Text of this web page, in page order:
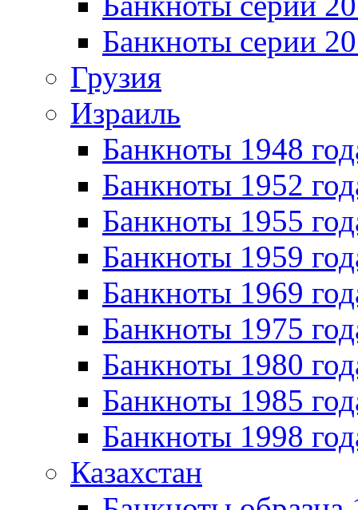
Банкноты серии
Грузия
Израиль
Банкноты 1948
Банкноты 1952
Банкноты 1955
Банкноты 1959
Банкноты 1969
Банкноты 1975
Банкноты 1980
Банкноты 1985
Банкноты 1998
Казахстан